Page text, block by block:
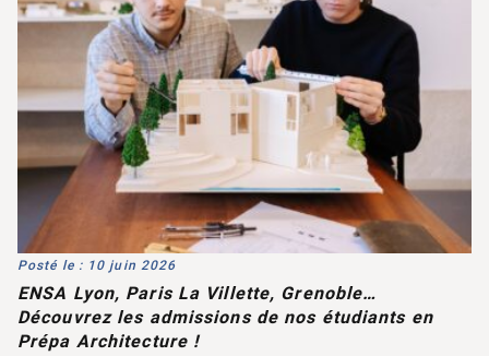
Posté le : 10 juin 2026
ENSA Lyon, Paris La Villette, Grenoble…
Découvrez les admissions de nos étudiants en
Prépa Architecture !